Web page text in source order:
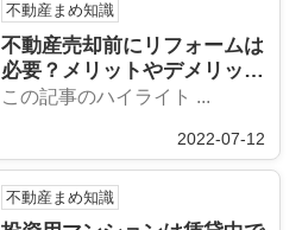
不動産まめ知識
不動産売却前にリフォームは
必要？メリットやデメリット
を踏まえて解説！
この記事のハイライト ...
2022-07-12
不動産まめ知識